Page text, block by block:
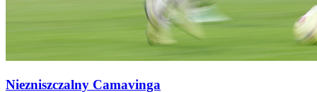
Niezniszczalny Camavinga